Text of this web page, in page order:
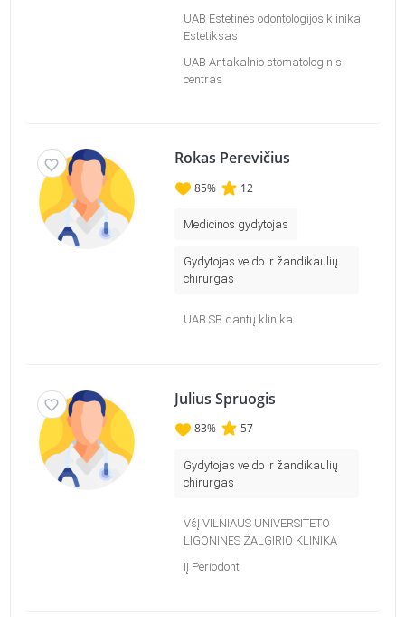
UAB Estetinės odontologijos klinika
Estetiksas
UAB Antakalnio stomatologinis
centras
Rokas Perevičius
85% 12
Medicinos gydytojas
Gydytojas veido ir žandikaulių
chirurgas
UAB SB dantų klinika
Julius Spruogis
83% 57
Gydytojas veido ir žandikaulių
chirurgas
VšĮ VILNIAUS UNIVERSITETO
LIGONINĖS ŽALGIRIO KLINIKA
IĮ Periodont